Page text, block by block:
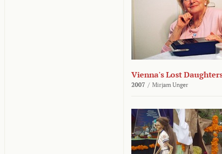
Vienna's Lost
2007 / Mirjam Unger